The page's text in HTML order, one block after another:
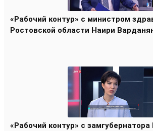
«Рабочий контур» с министром
Ростовской области Наири
«Рабочий контур» с замгубернатора